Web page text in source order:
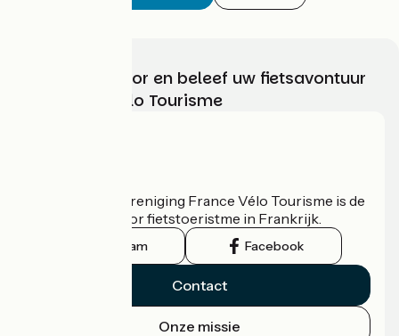
Kies, bereid voor en beleef uw fietsavontuur
met France Vélo Tourisme
De nationale vereniging France Vélo Tourisme is de
officiële gids voor fietstoeristme in Frankrijk.
Instagram Facebook
Contact
Onze missie